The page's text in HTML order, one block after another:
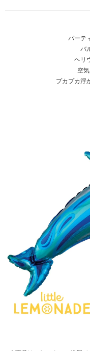
パーテ
バ
ヘリ
空
プカプカ浮